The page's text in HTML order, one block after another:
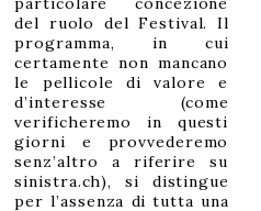
del ruolo del Festival. Il
programma, in cui
certamente non mancano
le pellicole di valore e
d’interesse (come
verificheremo in questi
giorni e provvederemo
senz’altro a riferire su
sinistra.ch), si distingue
per l’assenza di tutta una